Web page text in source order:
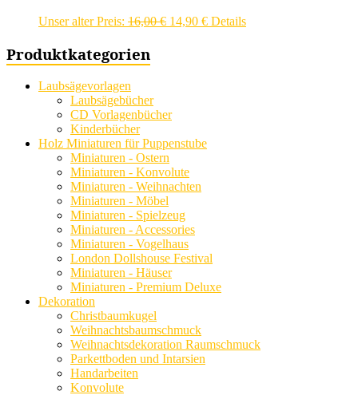
Unser alter Preis: 16,00€ Ursprünglicher
14,90 €Aktueller
Details
Produktkategorien
Laubsägevorlagen
Laubsägebücher
CD Vorlagenbücher
Kinderbücher
Holz Miniaturen für Puppenstube
Miniaturen - Ostern
Miniaturen - Konvolute
Miniaturen - Weihnachten
Miniaturen - Möbel
Miniaturen - Spielzeug
Miniaturen - Accessories
Miniaturen - Vogelhaus
London Dollshouse Festival
Miniaturen - Häuser
Miniaturen - Premium Deluxe
Dekoration
Christbaumkugel
Weihnachtsbaumschmuck
Weihnachtsdekoration Raumschmuck
Parkettboden und Intarsien
Handarbeiten
Konvolute